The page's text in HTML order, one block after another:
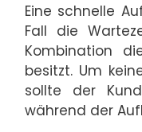
Eine schnelle
Fall die
Kombination
besitzt. Um
sollte der
während der